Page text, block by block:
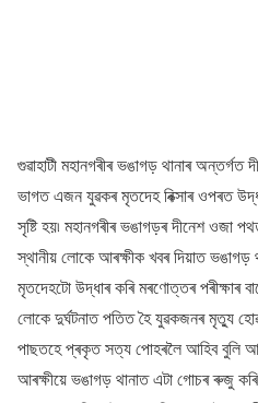
গুৱাহাটী মহানগৰীৰ ভঙাগড় থানাৰ অন্তৰ্গত
ভাগত এজন যুৱকৰ মৃতদেহ ৰিক্সাৰ ওপৰত
সৃষ্টি হয়৷ মহানগৰীৰ ভঙাগড়ৰ দীনেশ ওজা
স্থানীয় লোকে আৰক্ষীক খবৰ দিয়াত
মৃতদেহটো উদ্ধাৰ কৰি মৰণোত্তৰ পৰীক্ষাৰ
লোকে দুৰ্ঘটনাত পতিত হৈ যুৱকজনৰ মৃত্যু
পাছতহে প্ৰকৃত সত্য পোহৰলৈ আহিব বুলি
আৰক্ষীয়ে ভঙাগড় থানাত এটা গোচৰ ৰুজু